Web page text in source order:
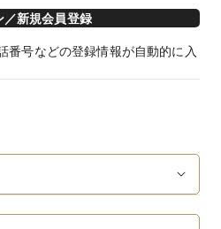
／新規会員登録
番号などの登録情報が自動的に入